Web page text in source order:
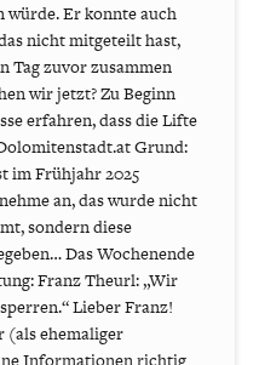
würde. Er konnte auch
nicht mitgeteilt hast,
Tag zuvor zusammen
wir jetzt? Zu Beginn
erfahren, dass die Lifte
Grund:
im Frühjahr 2025
an, das wurde nicht
sondern diese
Das Wochenende
Franz Theurl: „Wir
Lieber Franz!
(als ehemaliger
Informationen richtig